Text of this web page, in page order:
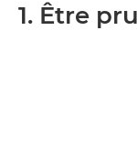
1. Être